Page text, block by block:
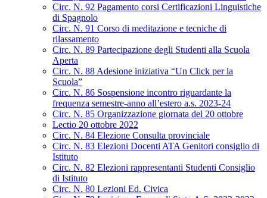
Circ. N. 92 Pagamento corsi Certificazioni Linguistiche
di Spagnolo
Circ. N. 91 Corso di meditazione e tecniche di
rilassamento
Circ. N. 89 Partecipazione degli Studenti alla Scuola
Aperta
Circ. N. 88 Adesione iniziativa “Un Click per la
Scuola”
Circ. N. 86 Sospensione incontro riguardante la
frequenza semestre-anno all’estero a.s. 2023-24
Circ. N. 85 Organizzazione giornata del 20 ottobre
Lectio 20 ottobre 2022
Circ. N. 84 Elezione Consulta provinciale
Circ. N. 83 Elezioni Docenti ATA Genitori consiglio di
Istituto
Circ. N. 82 Elezioni rappresentanti Studenti Consiglio
di Istituto
Circ. N. 80 Lezioni Ed. Civica